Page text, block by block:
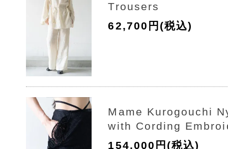
Trousers
62,700円(税込)
Mame Kurogouchi
with Cording
154,000円(税込)